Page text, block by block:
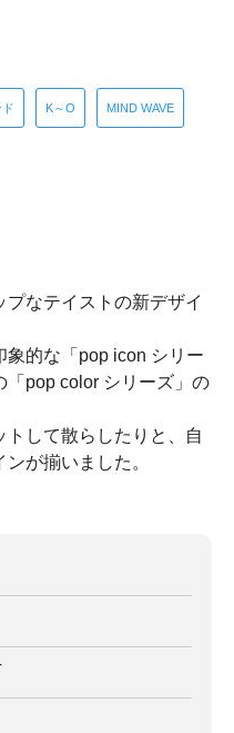
K～O MIND WAVE
なテイストの新デザイ
的な「pop icon シリー
「pop color シリーズ」の
して散らしたりと、自
が揃いました。